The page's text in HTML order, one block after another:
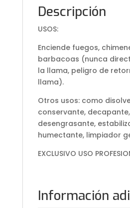
Descripción
USOS:
Enciende fuegos,
barbacoas (nunca
la llama, peligro de
llama).
Otros usos: como
conservante, decapante,
desengrasante,
humectante, limpiador
EXCLUSIVO USO
Información